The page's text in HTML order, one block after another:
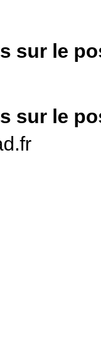
sur le
sur le